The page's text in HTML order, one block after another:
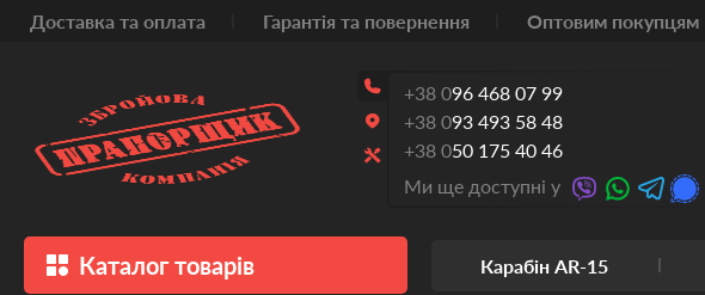
Доставка та оплата Гарантія та повернення Оптовим покупцям
+38 096 468 07 99
+38 093 493 58 48
+38 050 175 40 46
Ми ще доступні у
Каталог товарів Карабін AR-15